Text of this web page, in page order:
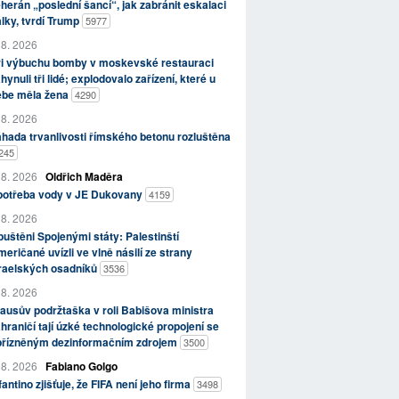
„poslední šancí“, jak zabránit eskalaci
tvrdí Trump 5977
2026
výbuchu bomby v moskevské restauraci
tři lidé; explodovalo zařízení, které u
měla žena 4290
2026
trvanlivosti římského betonu rozluštěna
2026 Oldřich Maděra
vody v JE Dukovany 4159
2026
Spojenými státy: Palestinští
uvízli ve vlně násilí ze strany
osadníků 3536
2026
podržtaška v roli Babišova ministra
tají úzké technologické propojení se
dezinformačním zdrojem 3500
2026 Fabiano Golgo
zjišťuje, že FIFA není jeho firma 3498